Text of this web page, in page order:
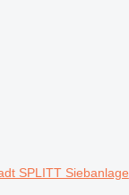
SPLITT Siebanlage